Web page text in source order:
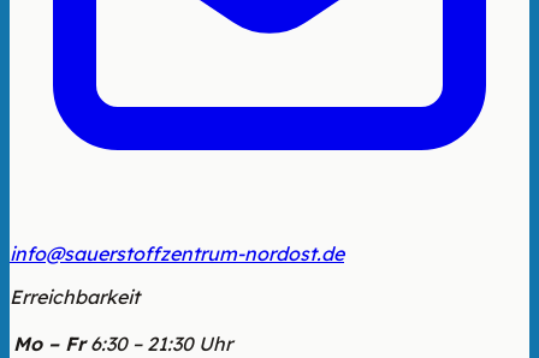
info@sauerstoffzentrum-nordost.de
Erreichbarkeit
Mo – Fr 6:30 – 21:30 Uhr